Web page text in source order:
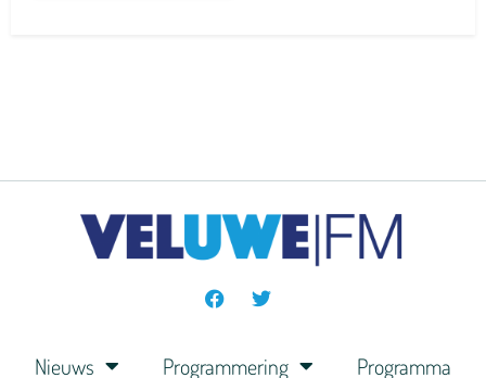
Nieuws Programmering Programma